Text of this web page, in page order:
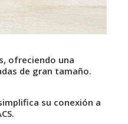
ofreciendo una
de gran tamaño.
su conexión a